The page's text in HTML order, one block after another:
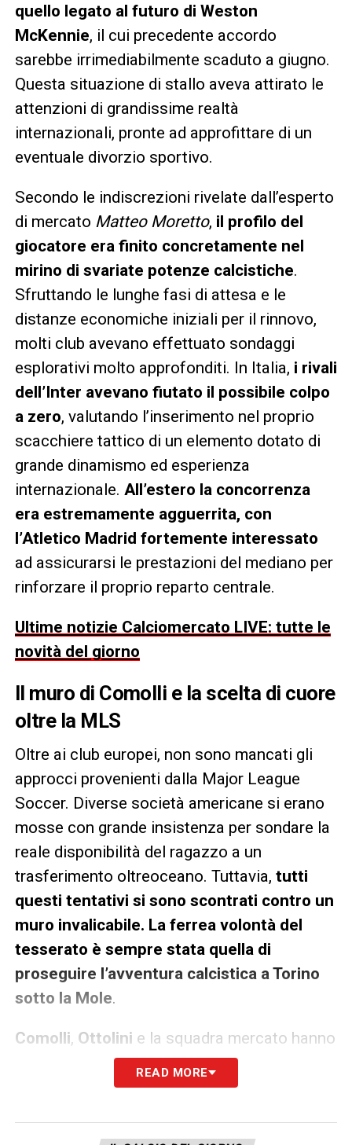
quello legato al futuro di Weston
McKennie, il cui precedente accordo
sarebbe irrimediabilmente scaduto a giugno.
Questa situazione di stallo aveva attirato le
attenzioni di grandissime realtà
internazionali, pronte ad approfittare di un
eventuale divorzio sportivo.
Secondo le indiscrezioni rivelate dall’esperto
di mercato Matteo Moretto, il profilo del
giocatore era finito concretamente nel
mirino di svariate potenze calcistiche.
Sfruttando le lunghe fasi di attesa e le
distanze economiche iniziali per il rinnovo,
molti club avevano effettuato sondaggi
esplorativi molto approfonditi. In Italia, i rivali
dell’Inter avevano fiutato il possibile colpo
a zero, valutando l’inserimento nel proprio
scacchiere tattico di un elemento dotato di
grande dinamismo ed esperienza
internazionale. All’estero la concorrenza
era estremamente agguerrita, con
l’Atletico Madrid fortemente interessato
ad assicurarsi le prestazioni del mediano per
rinforzare il proprio reparto centrale.
Ultime notizie Calciomercato LIVE: tutte le
novità del giorno
Il muro di Comolli e la scelta di cuore
oltre la MLS
Oltre ai club europei, non sono mancati gli
approcci provenienti dalla Major League
Soccer. Diverse società americane si erano
mosse con grande insistenza per sondare la
reale disponibilità del ragazzo a un
trasferimento oltreoceano. Tuttavia, tutti
questi tentativi si sono scontrati contro un
muro invalicabile. La ferrea volontà del
tesserato è sempre stata quella di
proseguire l’avventura calcistica a Torino
sotto la Mole.
Comolli, Ottolini e la squadra mercato hanno
fatto totale affidamento sul profondo
desiderio del centrocampista di rimanere in
ha permesso di respingere ogni assalto
READ MORE